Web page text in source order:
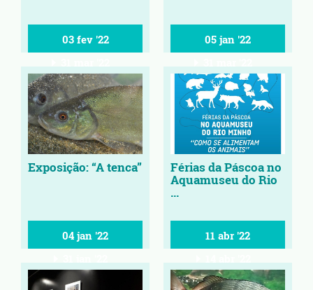
03 fev '22
05 jan '22
Exposição: “A tenca”
04 jan '22
Férias da Páscoa no
Aquamuseu do Rio
...
11 abr '22